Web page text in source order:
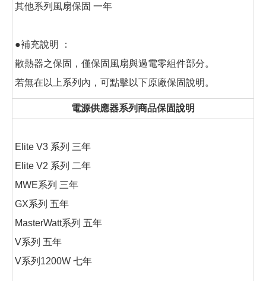
其他系列風扇保固 一年
●補充說明 ：
散熱器之保固，僅保固風扇與過電零組件部分。
若無在以上系列內，可點擊以下原廠保固說明。
電源供應器系列商品保固說明
Elite V3 系列 三年
Elite V2 系列 二年
MWE系列 三年
GX系列 五年
MasterWatt系列 五年
V系列 五年
V系列1200W 七年